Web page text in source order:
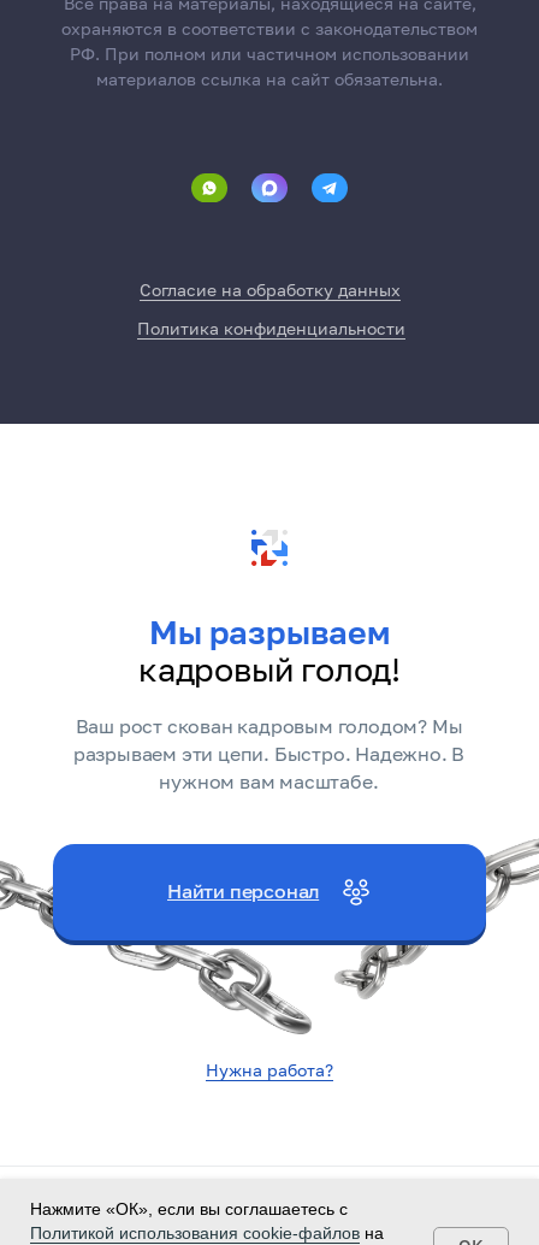
Согласие на обработку данных
Политика конфиденциальности
охраняются в соответствии с законодательством
РФ. При полном или частичном использовании
материалов ссылка на сайт обязательна.
Нужна работа?
Найти персонал
Мы разрываем
кадровый голод!
Ваш рост скован кадровым голодом? Мы
разрываем эти цепи. Быстро. Надежно. В
нужном вам масштабе.
Нажмите «ОК», если вы соглашаетесь с
Политикой использования cookie-файлов на
Политика конфиденциальности
Согласие на обработку персональных данных